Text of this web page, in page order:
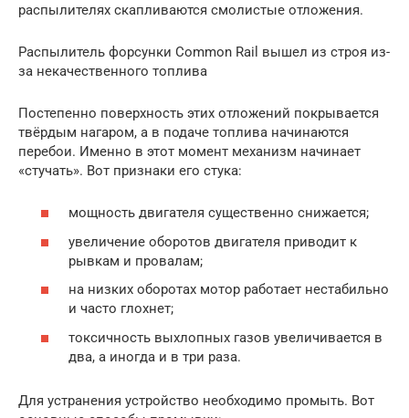
распылителях скапливаются смолистые отложения.
Распылитель форсунки Common Rail вышел из строя из-
за некачественного топлива
Постепенно поверхность этих отложений покрывается
твёрдым нагаром, а в подаче топлива начинаются
перебои. Именно в этот момент механизм начинает
«стучать». Вот признаки его стука:
мощность двигателя существенно снижается;
увеличение оборотов двигателя приводит к
рывкам и провалам;
на низких оборотах мотор работает нестабильно
и часто глохнет;
токсичность выхлопных газов увеличивается в
два, а иногда и в три раза.
Для устранения устройство необходимо промыть. Вот